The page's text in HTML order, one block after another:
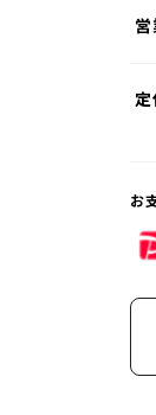
営
定
お